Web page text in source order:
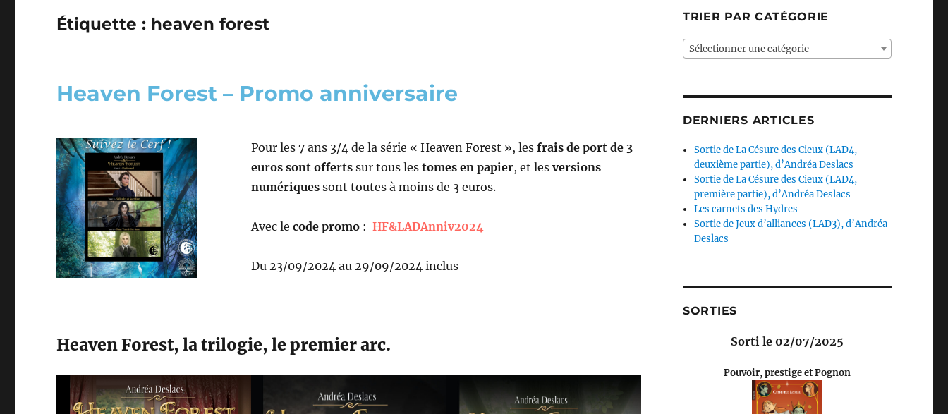
Étiquette : heaven forest
Heaven Forest – Promo anniversaire
Pour les 7 ans 3/4 de la série « Heaven Forest », lesfrais de port de 3
euros sont offerts sur tous lestomes en papier, et lesversions
numériques sont toutes à moins de 3 euros.
Avec lecode promo : HF&LADAnniv2024
Du 23/09/2024 au 29/09/2024 inclus
Heaven Forest, la trilogie, le premier arc.
TRIER PAR CATÉGORIE
Sélectionner une catégorie
DERNIERS ARTICLES
Sortie de La Césure des Cieux (LAD4,
deuxième partie), d’Andréa Deslacs
Sortie de La Césure des Cieux (LAD4,
première partie), d’Andréa Deslacs
Les carnets des Hydres
Sortie de Jeux d’alliances (LAD3), d’Andréa
Deslacs
SORTIES
Sorti le 02/07/2025
Pouvoir, prestige et Pognon